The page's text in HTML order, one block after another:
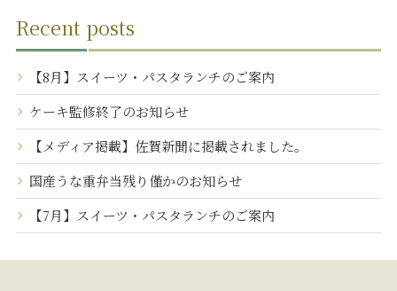
Recent posts
【8月】スイーツ・パスタランチのご案内
ケーキ監修終了のお知らせ
【メディア掲載】佐賀新聞に掲載されました。
国産うな重弁当残り僅かのお知らせ
【7月】スイーツ・パスタランチのご案内